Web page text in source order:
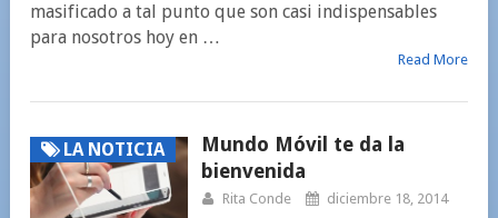
masificado a tal punto que son casi indispensables
para nosotros hoy en …
Read More
LA NOTICIA
Mundo Móvil te da la
bienvenida
Rita Conde diciembre 18, 2014